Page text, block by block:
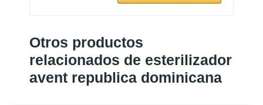
Otros productos
relacionados de esterilizador
avent republica dominicana